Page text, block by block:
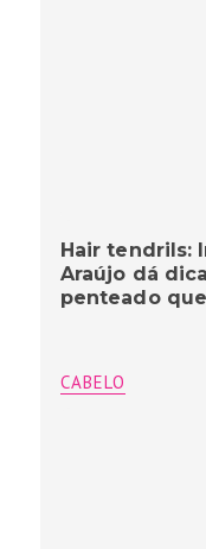
Hair tendrils:
Araújo dá
penteado
CABELO